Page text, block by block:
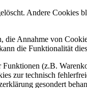
Andere Cookies
Annahme von
die Funktionalität
(z.B.
zur technisch
gesondert